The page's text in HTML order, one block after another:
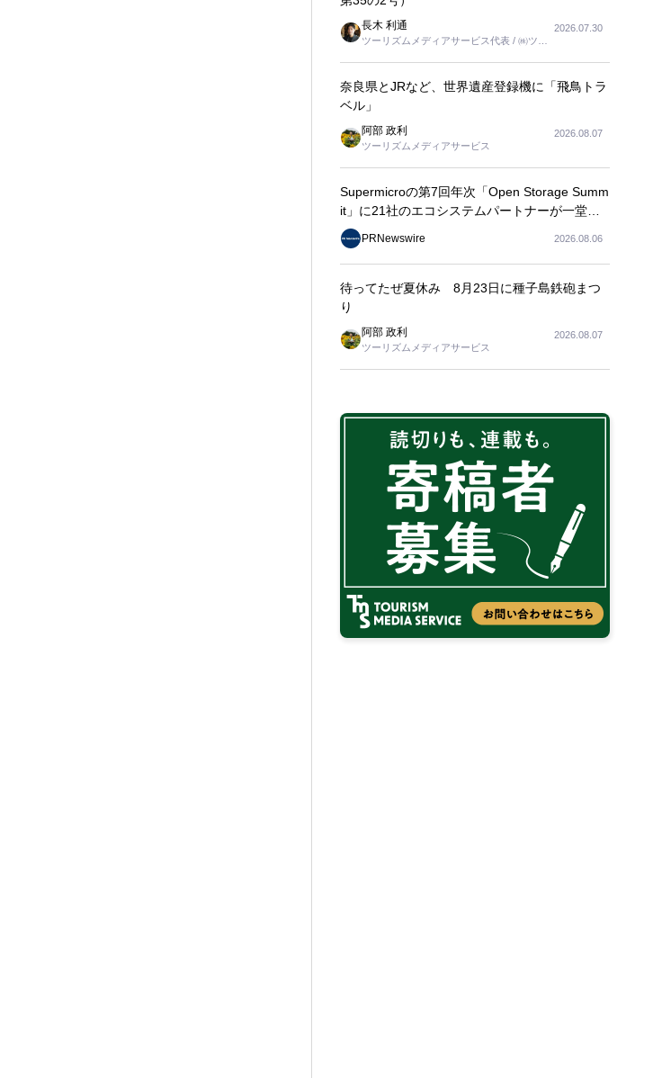
長木 利通
ツーリズムメディアサービス代表 / ㈱ツー
2026.07.30
奈良県とJRなど、世界遺産登録機に「飛鳥トラ
ベル」
阿部 政利
ツーリズムメディアサービス
2026.08.07
Supermicroの第7回年次「Open Storage Summ
it」に21社のエコシステムパートナーが一堂に
会し、エンタープライズAIの大規模導入に関す
る実践的なガイダンスを共有
PRNewswire 2026.08.06
待ってたぜ夏休み 8月23日に種子島鉄砲まつ
り
阿部 政利
ツーリズムメディアサービス
2026.08.07